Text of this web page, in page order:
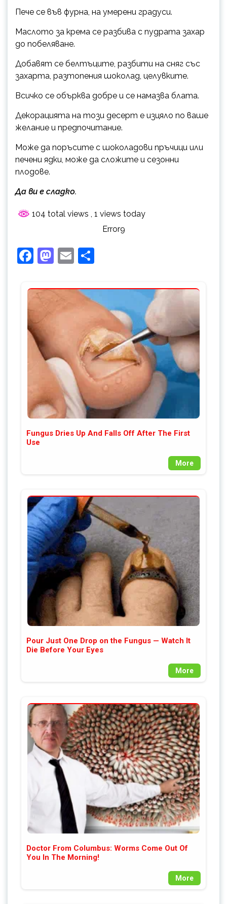
Пече се във фурна, на умерени градуси.
Маслото за крема се разбива с пудрата захар
до побеляване.
Добавят се белтъците, разбити на сняг със
захарта, разтопения шоколад, целувките.
Всичко се обърква добре и се намазва блата.
Декорацията на този десерт е изцяло по ваше
желание и предпочитание.
Може да поръсите с шоколадови пръчици или
печени ядки, може да сложите и сезонни
плодове.
Да ви е сладко.
104 total views , 1 views today
Error9
Facebook
Mastodon
Email
Fungus Dries Up And Falls Off After The First
Use
More
Pour Just One Drop on the Fungus — Watch It
Die Before Your Eyes
More
Doctor From Columbus: Worms Come Out Of
You In The Morning!
More